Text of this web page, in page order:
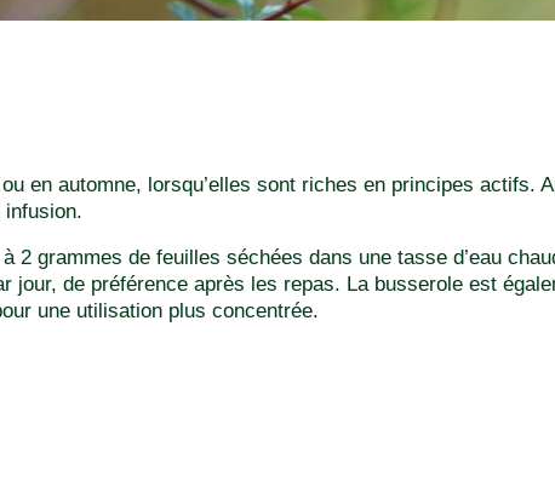
en automne, lorsqu’elles sont riches en principes actifs.
2 grammes de feuilles séchées dans une tasse d’eau
jour, de préférence après les repas. La busserole est
une utilisation plus concentrée.